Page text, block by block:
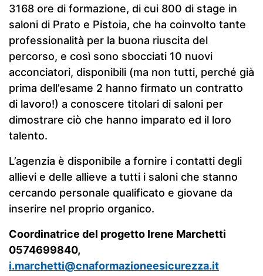
3168 ore di formazione, di cui 800 di stage in
saloni di Prato e Pistoia, che ha coinvolto tante
professionalità per la buona riuscita del
percorso, e così sono sbocciati 10 nuovi
acconciatori, disponibili (ma non tutti, perché già
prima dell’esame 2 hanno firmato un contratto
di lavoro!) a conoscere titolari di saloni per
dimostrare ciò che hanno imparato ed il loro
talento.
L’agenzia è disponibile a fornire i contatti degli
allievi e delle allieve a tutti i saloni che stanno
cercando personale qualificato e giovane da
inserire nel proprio organico.
Coordinatrice del progetto Irene Marchetti
0574699840,
i.marchetti@cnaformazioneesicurezza.it